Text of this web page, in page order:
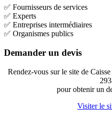
✅ Fournisseurs de services
✅ Experts
✅ Entreprises intermédiaires
✅ Organismes publics
Demander un devis
Rendez-vous sur le site de
pour obtenir un
Visiter le